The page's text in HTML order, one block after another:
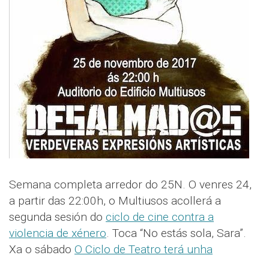
Semana completa arredor do 25N. O venres 24,
a partir das 22:00h, o Multiusos acollerá a
segunda sesión do ciclo de cine contra a
violencia de xénero. Toca “No estás sola, Sara”.
Xa o sábado O Ciclo de Teatro terá unha